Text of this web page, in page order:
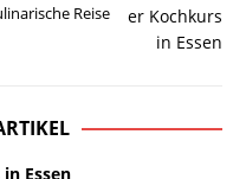
Reise
Essen